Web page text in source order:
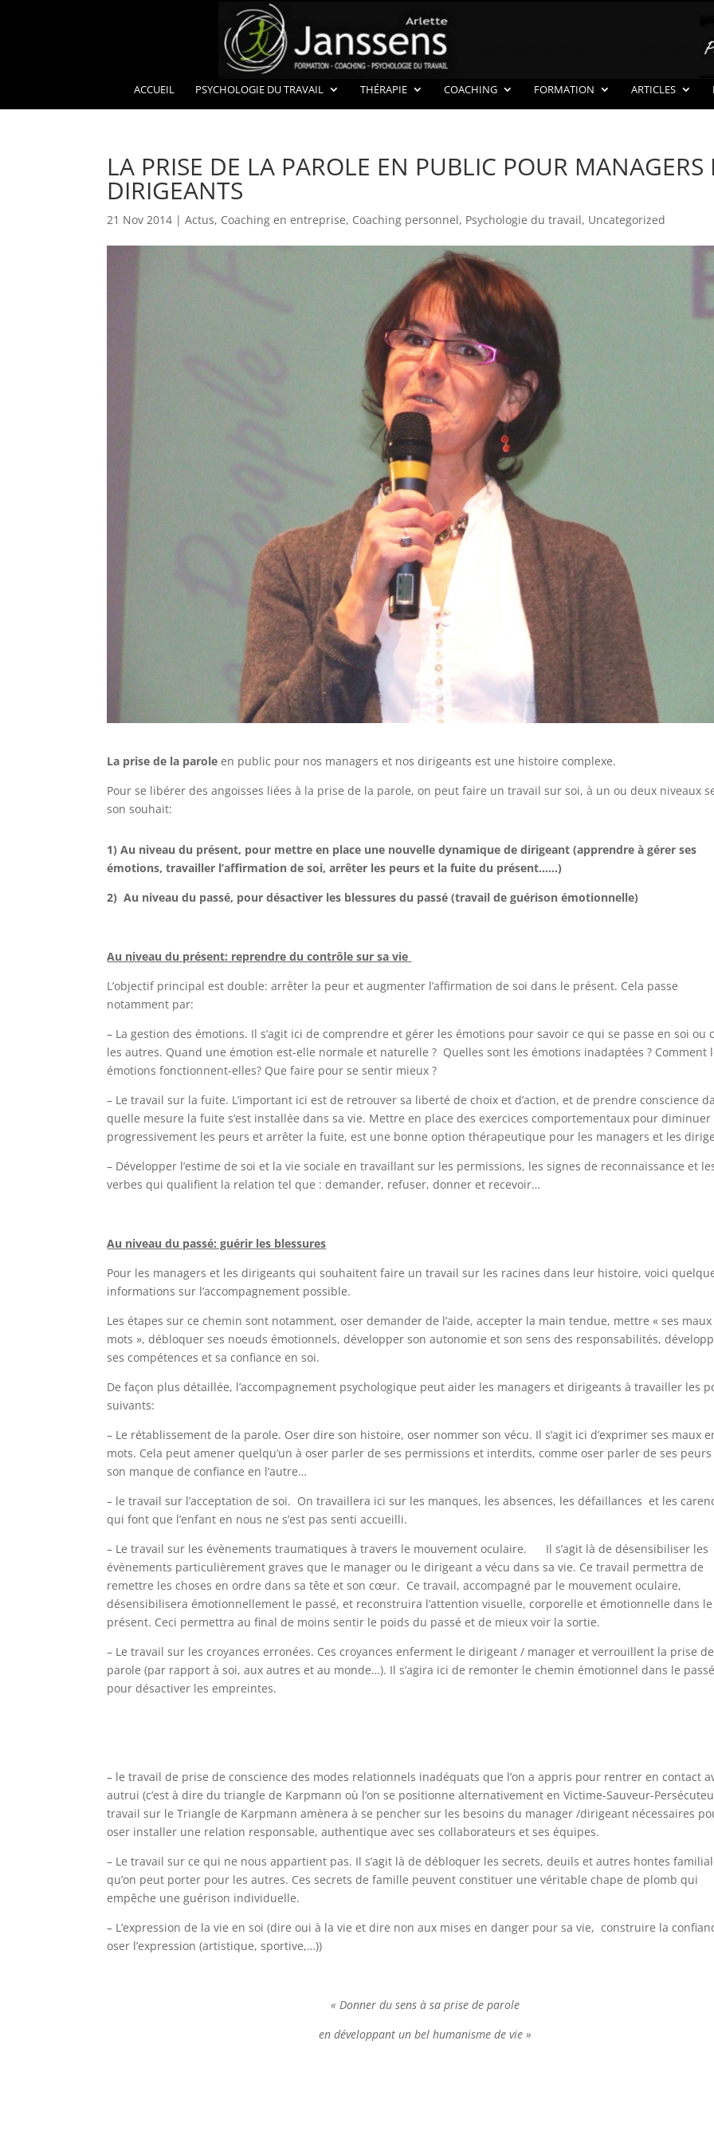
ACCUEIL PSYCHOLOGIE DU TRAVAIL THÉRAPIE COACHING FORMATION ARTICLES
LA PRISE DE LA PAROLE EN PUBLIC POUR MANAGERS
DIRIGEANTS
21 Nov 2014 |Actus, Coaching en entreprise, Coaching personnel, Psychologie du travail, Uncategorized
La prise de la parole en public pour nos managers et nos dirigeants est une histoire complexe.
Pour se libérer des angoisses liées à la prise de la parole, on peut faire un travail sur soi, à un ou deux niveaux
son souhait:
1) Au niveau du présent, pour mettre en place une nouvelle dynamique de dirigeant (apprendre à gérer ses
émotions, travailler l’affirmation de soi, arrêter les peurs et la fuite du présent……)
2) Au niveau du passé, pour désactiver les blessures du passé (travail de guérison émotionnelle)
Au niveau du présent: reprendre du contrôle sur sa vie
L’objectif principal est double: arrêter la peur et augmenter l’affirmation de soi dans le présent. Cela passe
notamment par:
– La gestion des émotions. Il s’agit ici de comprendre et gérer les émotions pour savoir ce qui se passe en soi ou
les autres. Quand une émotion est-elle normale et naturelle ? Quelles sont les émotions inadaptées ? Comment
émotions fonctionnent-elles? Que faire pour se sentir mieux ?
– Le travail sur la fuite. L’important ici est de retrouver sa liberté de choix et d’action, et de prendre conscience
quelle mesure la fuite s’est installée dans sa vie. Mettre en place des exercices comportementaux pour diminuer
progressivement les peurs et arrêter la fuite, est une bonne option thérapeutique pour les managers et les
– Développer l’estime de soi et la vie sociale en travaillant sur les permissions, les signes de reconnaissance et
verbes qui qualifient la relation tel que : demander, refuser, donner et recevoir…
Au niveau du passé: guérir les blessures
Pour les managers et les dirigeants qui souhaitent faire un travail sur les racines dans leur histoire, voici
informations sur l’accompagnement possible.
Les étapes sur ce chemin sont notamment, oser demander de l’aide, accepter la main tendue, mettre « ses maux
mots », débloquer ses noeuds émotionnels, développer son autonomie et son sens des responsabilités,
ses compétences et sa confiance en soi.
De façon plus détaillée, l’accompagnement psychologique peut aider les managers et dirigeants à travailler les
suivants:
– Le rétablissement de la parole. Oser dire son histoire, oser nommer son vécu. Il s’agit ici d’exprimer ses maux
mots. Cela peut amener quelqu’un à oser parler de ses permissions et interdits, comme oser parler de ses peurs
son manque de confiance en l’autre…
– le travail sur l’acceptation de soi. On travaillera ici sur les manques, les absences, les défaillances et les
qui font que l’enfant en nous ne s’est pas senti accueilli.
– Le travail sur les évènements traumatiques à travers le mouvement oculaire. Il s’agit là de désensibiliser les
évènements particulièrement graves que le manager ou le dirigeant a vécu dans sa vie. Ce travail permettra de
remettre les choses en ordre dans sa tête et son cœur. Ce travail, accompagné par le mouvement oculaire,
désensibilisera émotionnellement le passé, et reconstruira l’attention visuelle, corporelle et émotionnelle dans le
présent. Ceci permettra au final de moins sentir le poids du passé et de mieux voir la sortie.
– Le travail sur les croyances erronées. Ces croyances enferment le dirigeant / manager et verrouillent la prise
parole (par rapport à soi, aux autres et au monde…). Il s’agira ici de remonter le chemin émotionnel dans le passé
pour désactiver les empreintes.
– le travail de prise de conscience des modes relationnels inadéquats que l’on a appris pour rentrer en contact
autrui (c’est à dire du triangle de Karpmann où l’on se positionne alternativement en Victime-Sauveur-
travail sur le Triangle de Karpmann amènera à se pencher sur les besoins du manager /dirigeant nécessaires
oser installer une relation responsable, authentique avec ses collaborateurs et ses équipes.
– Le travail sur ce qui ne nous appartient pas. Il s’agit là de débloquer les secrets, deuils et autres hontes
qu’on peut porter pour les autres. Ces secrets de famille peuvent constituer une véritable chape de plomb qui
empêche une guérison individuelle.
– L’expression de la vie en soi (dire oui à la vie et dire non aux mises en danger pour sa vie, construire la
oser l’expression (artistique, sportive,…))
« Donner du sens à sa prise de parole
en développant un bel humanisme de vie »